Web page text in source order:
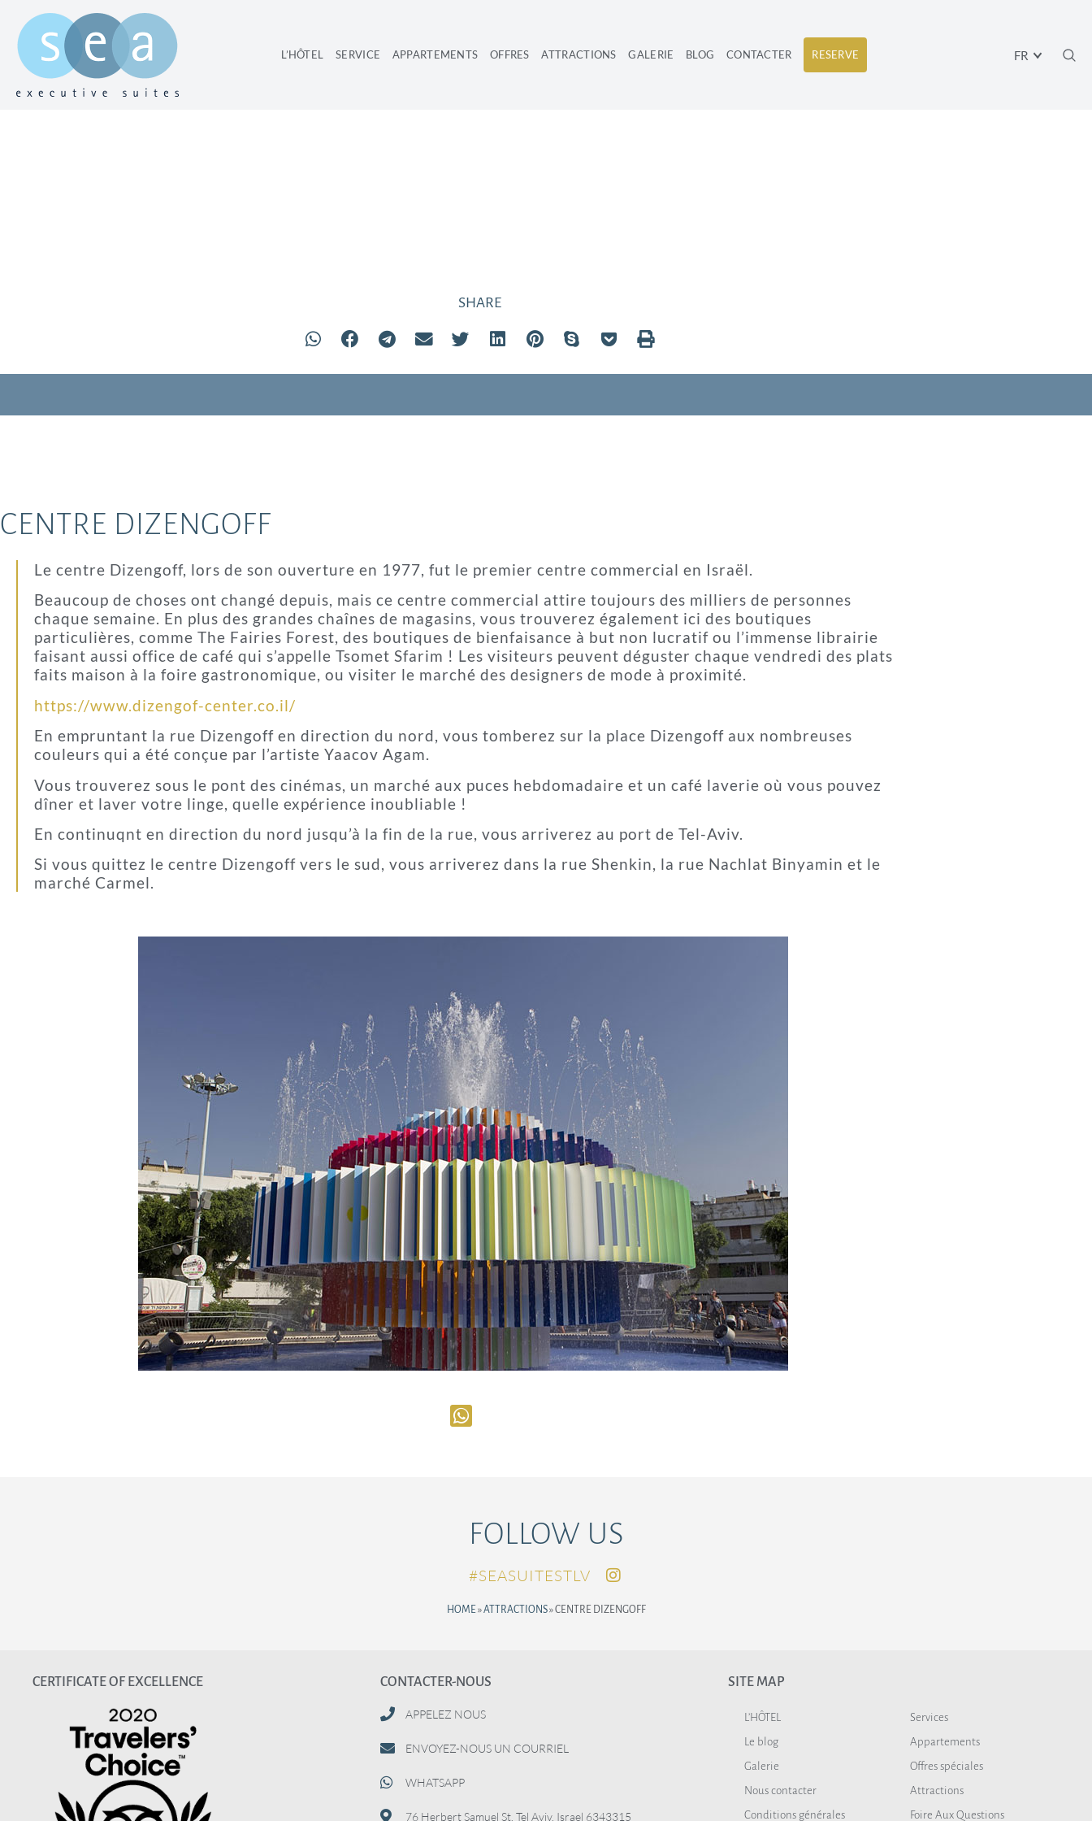
FR
L’HÔTEL SERVICE APPARTEMENTS OFFRES ATTRACTIONS GALERIE BLOG CONTACTER RESERVE
SHARE
CENTRE DIZENGOFF
Le centre Dizengoff, lors de son ouverture en 1977, fut le premier centre commercial en Israël.
Beaucoup de choses ont changé depuis, mais ce centre commercial attire toujours des milliers de personnes
chaque semaine. En plus des grandes chaînes de magasins, vous trouverez également ici des boutiques
particulières, comme The Fairies Forest, des boutiques de bienfaisance à but non lucratif ou l’immense librairie
faisant aussi office de café qui s’appelle Tsomet Sfarim ! Les visiteurs peuvent déguster chaque vendredi des plats
faits maison à la foire gastronomique, ou visiter le marché des designers de mode à proximité.
https://www.dizengof-center.co.il/
En empruntant la rue Dizengoff en direction du nord, vous tomberez sur la place Dizengoff aux nombreuses
couleurs qui a été conçue par l’artiste Yaacov Agam.
Vous trouverez sous le pont des cinémas, un marché aux puces hebdomadaire et un café laverie où vous pouvez
dîner et laver votre linge, quelle expérience inoubliable !
En continuqnt en direction du nord jusqu’à la fin de la rue, vous arriverez au port de Tel-Aviv.
Si vous quittez le centre Dizengoff vers le sud, vous arriverez dans la rue Shenkin, la rue Nachlat Binyamin et le
marché Carmel.
FOLLOW US
SEASUITESTLV#
HOME»ATTRACTIONS»CENTRE DIZENGOFF
CERTIFICATE OF EXCELLENCE CONTACTER-NOUS
APPELEZ NOUS
ENVOYEZ-NOUS UN COURRIEL
WHATSAPP
76 Herbert Samuel St. Tel Aviv, Israel 6343315
SITE MAP
L’HÔTEL
Le blog
Galerie
Nous contacter
Conditions générales
Services
Appartements
Offres spéciales
Attractions
Foire Aux Questions